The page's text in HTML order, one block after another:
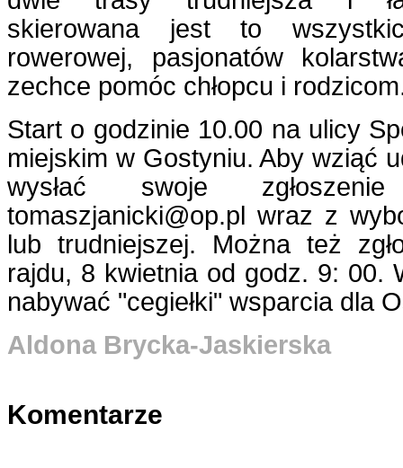
skierowana jest to
rowerowej, pasjonatów
zechce pomóc chłopcu i
Start o godzinie 10.00 na ulicy
miejskim w Gostyniu. Aby wziąć
wysłać swoje
tomaszjanicki@op.pl wraz z
lub trudniejszej. Można też
rajdu, 8 kwietnia od godz. 9: 00.
nabywać "cegiełki" wsparcia dla
Aldona Brycka-Jaskierska
Komentarze